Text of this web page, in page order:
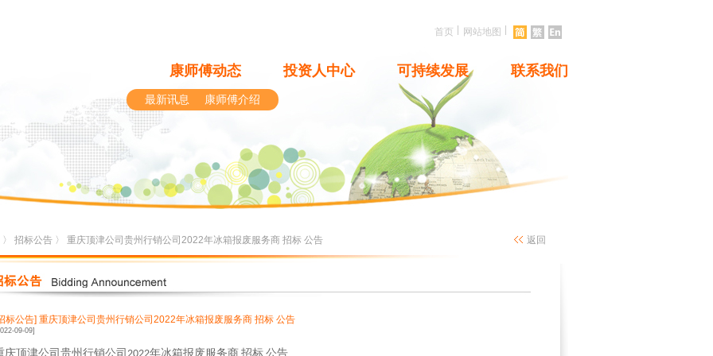
首页 网站地图
康师傅动态 投资人中心 可持续发展 联系我们
最新讯息 康师傅介绍
〉 招标公告 〉 重庆顶津公司贵州行销公司2022年冰箱报废服务商 招标 公告 返回
标公告] 重庆顶津公司贵州行销公司2022年冰箱报废服务商 招标 公告
09-09]
庆顶津公司贵州行销公司 年冰箱报废服务商 招标 公告